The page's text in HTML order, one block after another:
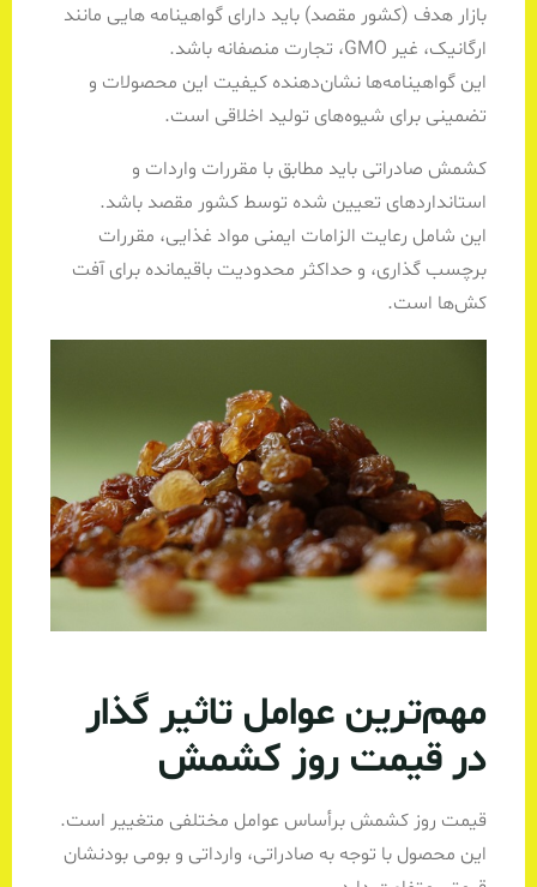
بازار هدف (کشور مقصد) باید دارای گواهینامه هایی مانند
ارگانیک، غیر GMO، تجارت منصفانه باشد.
این گواهینامه‌ها نشان‌دهنده کیفیت این محصولات و
تضمینی برای شیوه‌های تولید اخلاقی است.
کشمش صادراتی باید مطابق با مقررات واردات و
استانداردهای تعیین شده توسط کشور مقصد باشد.
این شامل رعایت الزامات ایمنی مواد غذایی، مقررات
برچسب گذاری، و حداکثر محدودیت باقیمانده برای آفت
کش‌ها است.
مهم‌ترین عوامل تاثیر گذار
در قیمت روز کشمش
قیمت روز‌ کشمش بر‌أساس عوامل مختلفی متغییر است.
این محصول با توجه به صادراتی، وارداتی و بومی بودنشان